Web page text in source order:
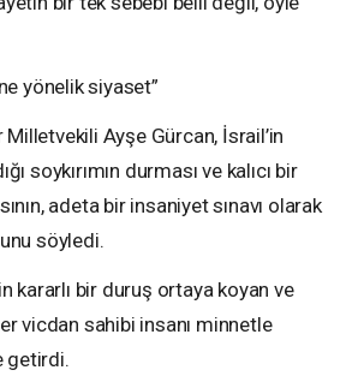
yönelik siyaset”
Ayşe Gürcan, İsrail’in
soykırımın durması ve kalıcı bir
adeta bir insaniyet sınavı olarak
söyledi.
kararlı bir duruş ortaya koyan ve
vicdan sahibi insanı minnetle
getirdi.